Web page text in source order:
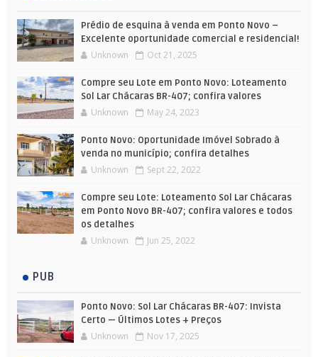
Prédio de esquina à venda em Ponto Novo –
Excelente oportunidade comercial e residencial!
Unknown Oct 21, 2025
Compre seu Lote em Ponto Novo: Loteamento
Sol Lar Chácaras BR-407; confira valores
Unknown May 24, 2023
Ponto Novo: Oportunidade Imóvel Sobrado à
venda no município; confira detalhes
Unknown Sept 22, 2022
Compre seu Lote: Loteamento Sol Lar Chácaras
em Ponto Novo BR-407; confira valores e todos
os detalhes
Unknown Jun 25, 2022
PUB
Ponto Novo: Sol Lar Chácaras BR-407: Invista
Certo — Últimos Lotes + Preços
Unknown Nov 17, 2025